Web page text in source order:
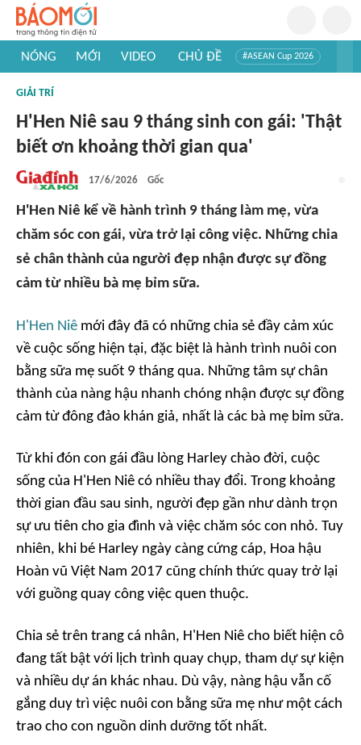
NÓNG MỚI VIDEO CHỦ ĐỀ #ASEAN Cup 2026
#Khám phá thế giới
GIẢI TRÍ
H'Hen Niê sau 9 tháng sinh con gái: 'Thật
biết ơn khoảng thời gian qua'
17/6/2026 Gốc
H'Hen Niê kể về hành trình 9 tháng làm mẹ, vừa
chăm sóc con gái, vừa trở lại công việc. Những chia
sẻ chân thành của người đẹp nhận được sự đồng
cảm từ nhiều bà mẹ bỉm sữa.
H'Hen Niê mới đây đã có những chia sẻ đầy cảm xúc
về cuộc sống hiện tại, đặc biệt là hành trình nuôi con
bằng sữa mẹ suốt 9 tháng qua. Những tâm sự chân
thành của nàng hậu nhanh chóng nhận được sự đồng
cảm từ đông đảo khán giả, nhất là các bà mẹ bỉm sữa.
Từ khi đón con gái đầu lòng Harley chào đời, cuộc
sống của H'Hen Niê có nhiều thay đổi. Trong khoảng
thời gian đầu sau sinh, người đẹp gần như dành trọn
sự ưu tiên cho gia đình và việc chăm sóc con nhỏ. Tuy
nhiên, khi bé Harley ngày càng cứng cáp, Hoa hậu
Hoàn vũ Việt Nam 2017 cũng chính thức quay trở lại
với guồng quay công việc quen thuộc.
Chia sẻ trên trang cá nhân, H'Hen Niê cho biết hiện cô
đang tất bật với lịch trình quay chụp, tham dự sự kiện
và nhiều dự án khác nhau. Dù vậy, nàng hậu vẫn cố
gắng duy trì việc nuôi con bằng sữa mẹ như một cách
trao cho con nguồn dinh dưỡng tốt nhất.